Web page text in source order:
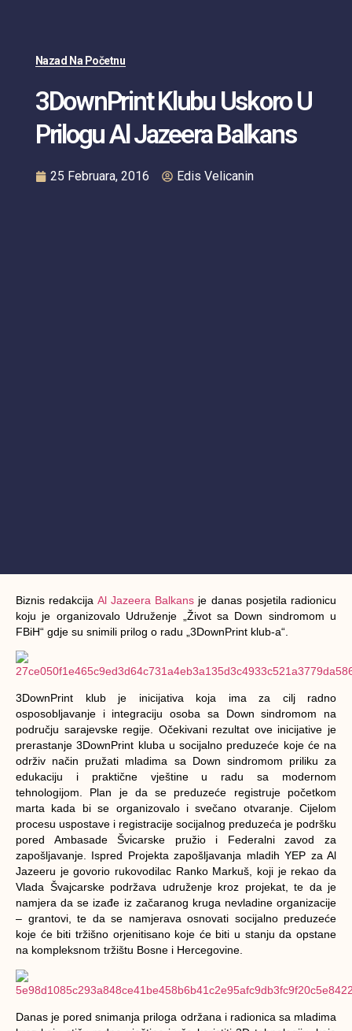
Nazad Na Početnu
3DownPrint Klubu Uskoro U
Prilogu Al Jazeera Balkans
25 Februara, 2016 Edis Velicanin
Biznis redakcija Al Jazeera Balkans je danas posjetila radionicu
koju je organizovalo Udruženje „Život sa Down sindromom u
FBiH“ gdje su snimili prilog o radu „3DownPrint klub-a“.
3DownPrint klub je inicijativa koja ima za cilj radno
osposobljavanje i integraciju osoba sa Down sindromom na
području sarajevske regije. Očekivani rezultat ove inicijative je
prerastanje 3DownPrint kluba u socijalno preduzeće koje će na
održiv način pružati mladima sa Down sindromom priliku za
edukaciju i praktične vještine u radu sa modernom
tehnologijom. Plan je da se preduzeće registruje početkom
marta kada bi se organizovalo i svečano otvaranje. Cijelom
procesu uspostave i registracije socijalnog preduzeća je podršku
pored Ambasade Švicarske pružio i Federalni zavod za
zapošljavanje. Ispred Projekta zapošljavanja mladih YEP za Al
Jazeeru je govorio rukovodilac Ranko Markuš, koji je rekao da
Vlada Švajcarske podržava udruženje kroz projekat, te da je
namjera da se izađe iz začaranog kruga nevladine organizacije
– grantovi, te da se namjerava osnovati socijalno preduzeće
koje će biti tržišno orjenitisano koje će biti u stanju da opstane
na kompleksnom tržištu Bosne i Hercegovine.
Danas je pored snimanja priloga održana i radionica sa mladima